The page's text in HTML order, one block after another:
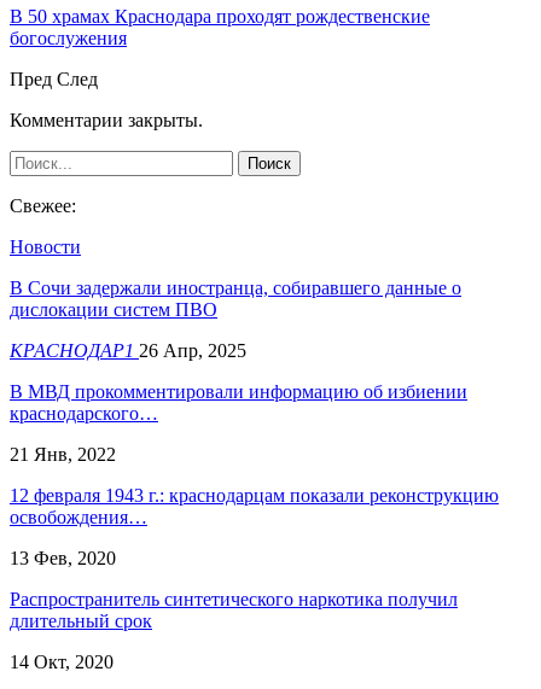
В 50 храмах Краснодара проходят рождественские
богослужения
Пред След
Комментарии закрыты.
Свежее:
Новости
В Сочи задержали иностранца, собиравшего данные о
дислокации систем ПВО
КРАСНОДАР1 26 Апр, 2025
В МВД прокомментировали информацию об избиении
краснодарского…
21 Янв, 2022
12 февраля 1943 г.: краснодарцам показали реконструкцию
освобождения…
13 Фев, 2020
Распространитель синтетического наркотика получил
длительный срок
14 Окт, 2020